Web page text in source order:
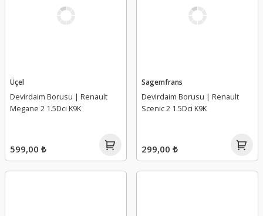
Üçel
Devirdaim Borusu | Renault
Megane 2 1.5Dci K9K
599,00 ₺
Sagemfrans
Devirdaim Borusu | Renault
Scenic 2 1.5Dci K9K
299,00 ₺